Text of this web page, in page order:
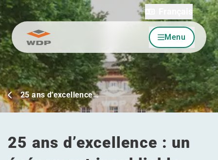
Allez au contenu Menu
25 ans d’excellence…
25 ans d’excellence : un